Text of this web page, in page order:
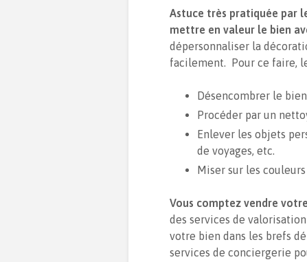
Astuce très pratiquée par
mettre en valeur le bien
dépersonnaliser la
facilement. Pour ce faire,
Désencombrer le
Procéder par un
Enlever les objets
de voyages, etc.
Miser sur les
Vous comptez vendre
des services de
votre bien dans les brefs
services de conciergerie